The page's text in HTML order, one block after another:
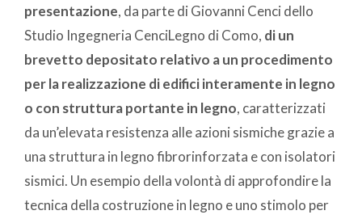
presentazione, da parte di Giovanni Cenci dello
Studio Ingegneria CenciLegno di Como, di un
brevetto depositato relativo a un procedimento
per la realizzazione di edifici interamente in legno
o con struttura portante in legno, caratterizzati
da un’elevata resistenza alle azioni sismiche grazie a
una struttura in legno fibrorinforzata e con isolatori
sismici. Un esempio della volontà di approfondire la
tecnica della costruzione in legno e uno stimolo per